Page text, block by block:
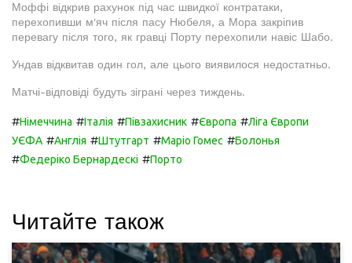
Моффі відкрив рахунок під час швидкої контратаки,
перехопивши м'яч після пасу Нюбеля, а Мора закріпив
перевагу після того, як гравці Порту перехопили навіс Шабо.
Ундав відквитав один гол, але цього виявилося недостатньо.
Матчі-відповіді будуть зіграні через тиждень.
#Німеччина #Італія #Півзахисник #Європа #Ліга Європи
УЄФА #Англія #Штутгарт #Маріо Гомес #Болонья
#Федеріко Бернардескі #Порто
Читайте також